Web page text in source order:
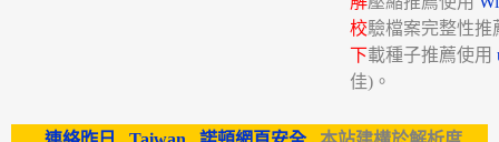
校驗檔案完整性
下載種子推薦使用
佳)。